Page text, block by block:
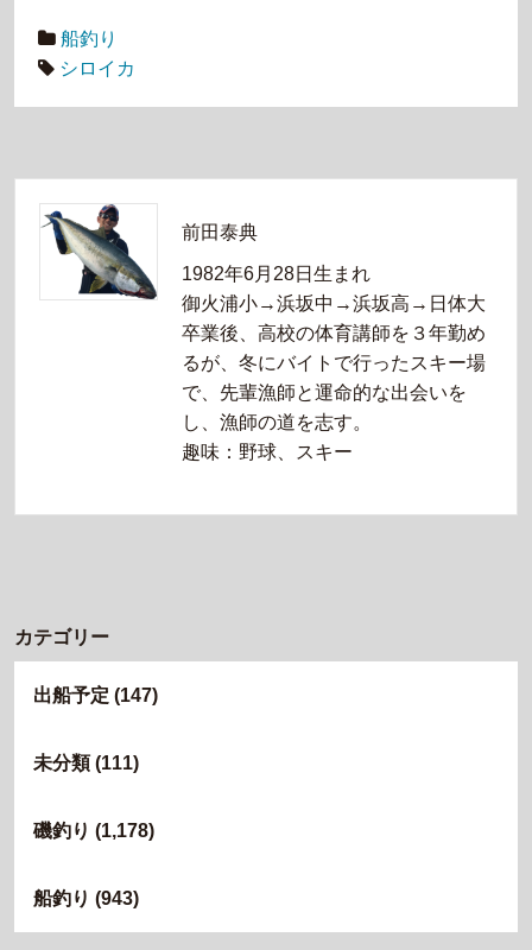
船釣り
シロイカ
前田泰典
1982年6月28日生まれ
御火浦小→浜坂中→浜坂高→日体大
卒業後、高校の体育講師を３年勤め
るが、冬にバイトで行ったスキー場
で、先輩漁師と運命的な出会いを
し、漁師の道を志す。
趣味：野球、スキー
カテゴリー
出船予定 (147)
未分類(111)
磯釣り (1,178)
船釣り (943)